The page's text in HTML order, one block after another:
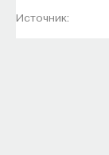
Источник: